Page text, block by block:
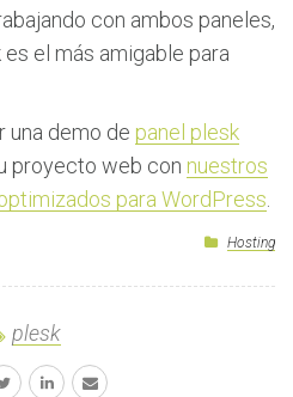
con ambos paneles,
el más amigable para
una demo de panel plesk
proyecto web con nuestros
para WordPress
Hosting
plesk